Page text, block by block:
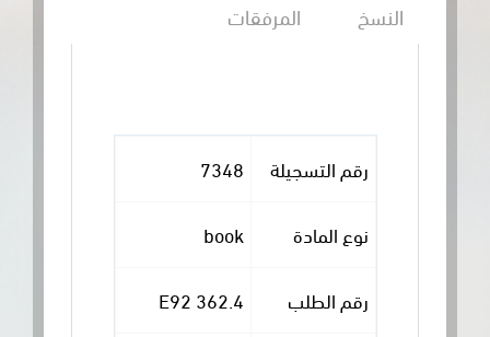
المرفقات
رقم التسجيلة 7348
نوع المادة book
رقم الطلب 362.4 E92